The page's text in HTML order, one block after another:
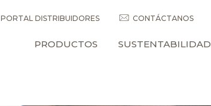
PORTAL DISTRIBUIDORES CONTÁCTANOS
PRODUCTOS SUSTENTABILIDAD